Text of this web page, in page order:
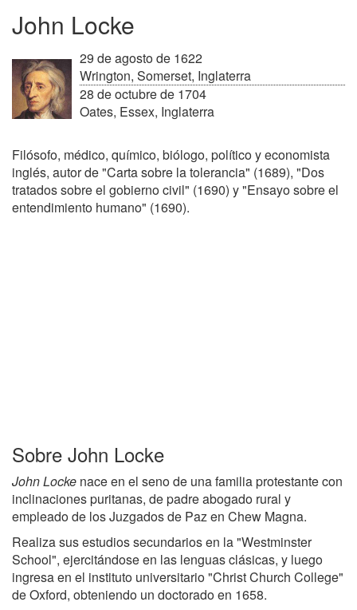
John Locke
29 de agosto de 1622
Wrington, Somerset, Inglaterra
28 de octubre de 1704
Oates, Essex, Inglaterra
Filósofo, médico, químico, biólogo, político y economista
inglés, autor de "Carta sobre la tolerancia" (1689), "Dos
tratados sobre el gobierno civil" (1690) y "Ensayo sobre el
entendimiento humano" (1690).
Sobre John Locke
John Locke nace en el seno de una familia protestante con
inclinaciones puritanas, de padre abogado rural y
empleado de los Juzgados de Paz en Chew Magna.
Realiza sus estudios secundarios en la "Westminster
School", ejercitándose en las lenguas clásicas, y luego
ingresa en el instituto universitario "Christ Church College"
de Oxford, obteniendo un doctorado en 1658.